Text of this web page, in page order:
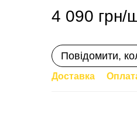
4 090 грн/
Повідомити,
Доставка